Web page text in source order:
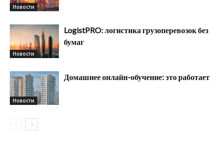
Новости
Новости
LogistPRO: логистика грузоперевозок без
бумаг
Новости
Домашнее онлайн-обучение: это работает